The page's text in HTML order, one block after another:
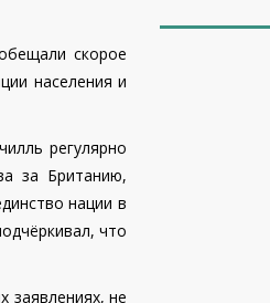
скорое
населения и
регулярно
за Британию,
нации в
что
заявлениях, не